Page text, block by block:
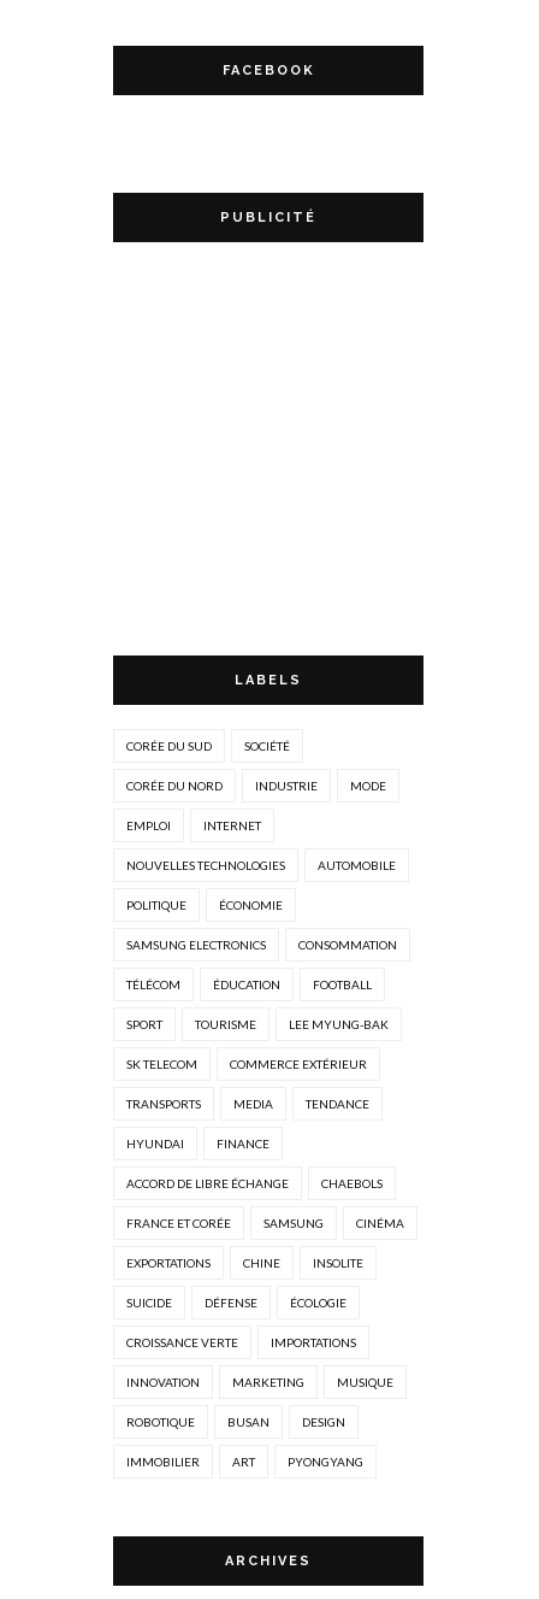
FACEBOOK
PUBLICITÉ
LABELS
CORÉE DU SUD SOCIÉTÉ
CORÉE DU NORD INDUSTRIE MODE
EMPLOI INTERNET
NOUVELLES TECHNOLOGIES AUTOMOBILE
POLITIQUE ÉCONOMIE
SAMSUNG ELECTRONICS CONSOMMATION
TÉLÉCOM ÉDUCATION FOOTBALL
SPORT TOURISME LEE MYUNG-BAK
SK TELECOM COMMERCE EXTÉRIEUR
TRANSPORTS MEDIA TENDANCE
HYUNDAI FINANCE
ACCORD DE LIBRE ÉCHANGE CHAEBOLS
FRANCE ET CORÉE SAMSUNG CINÉMA
EXPORTATIONS CHINE INSOLITE
SUICIDE DÉFENSE ÉCOLOGIE
CROISSANCE VERTE IMPORTATIONS
INNOVATION MARKETING MUSIQUE
ROBOTIQUE BUSAN DESIGN
IMMOBILIER ART PYONGYANG
ARCHIVES